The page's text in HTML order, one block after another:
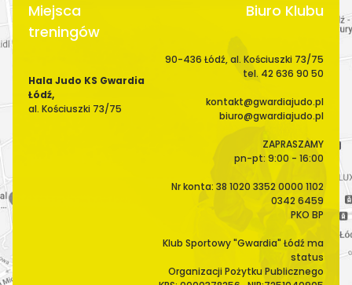
Miejsca
treningów
Hala Judo KS Gwardia
Łódź,
al. Kościuszki 73/75
Biuro Klubu
90-436 Łódź, al. Kościuszki 73/75
tel. 42 636 90 50
kontakt@gwardiajudo.pl
biuro@gwardiajudo.pl
ZAPRASZAMY
pn-pt: 9:00 - 16:00
Nr konta: 38 1020 3352 0000 1102
0342 6459
PKO BP
Klub Sportowy "Gwardia" Łódź ma
status
Organizacji Pożytku Publicznego